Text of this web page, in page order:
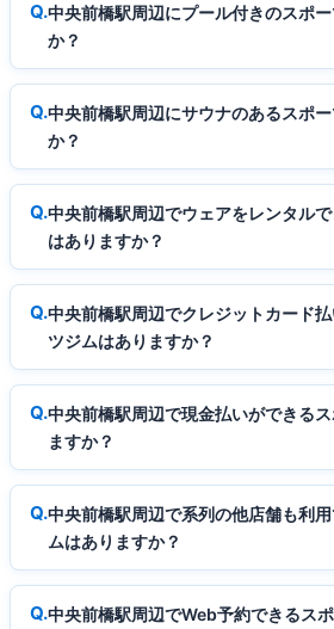
中央前橋駅周辺にプール付きのスポ
か？
中央前橋駅周辺にサウナのあるスポ
か？
中央前橋駅周辺でウェアをレンタル
はありますか？
中央前橋駅周辺でクレジットカード
ツジムはありますか？
中央前橋駅周辺で現金払いができる
ますか？
中央前橋駅周辺で系列の他店舗も利
ムはありますか？
中央前橋駅周辺でWeb予約できるス